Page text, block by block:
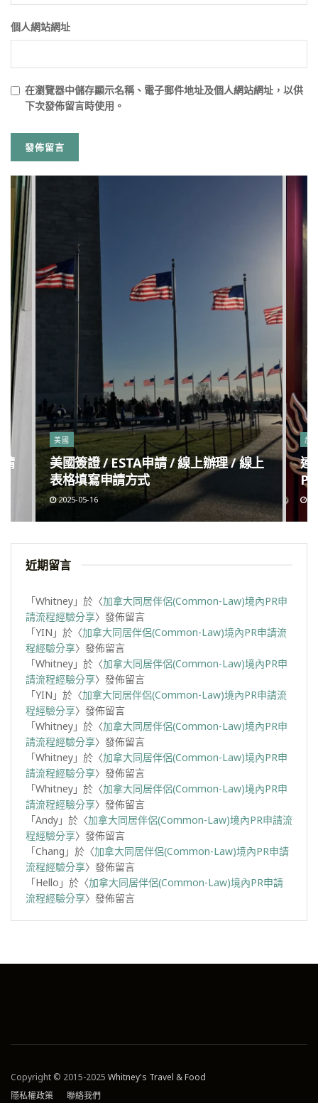
個人網站網址
在瀏覽器中儲存顯示名稱、電子郵件地址及個人網站網址，以供
下次發佈留言時使用。
美國
美國簽證 / ESTA申請 / 線上辦理 / 線上
表格填寫申請方式
2025-05-16
加
連
近期留言
「Whitney 」於〈加拿大同居伴侶(Common-Law)境內PR申
請流程經驗分享〉發佈留言
「YIN 」於〈加拿大同居伴侶(Common-Law)境內PR申請流
程經驗分享〉發佈留言
「Whitney 」於〈加拿大同居伴侶(Common-Law)境內PR申
請流程經驗分享〉發佈留言
「YIN 」於〈加拿大同居伴侶(Common-Law)境內PR申請流
程經驗分享〉發佈留言
「Whitney 」於〈加拿大同居伴侶(Common-Law)境內PR申
請流程經驗分享〉發佈留言
「Whitney 」於〈加拿大同居伴侶(Common-Law)境內PR申
請流程經驗分享〉發佈留言
「Whitney 」於〈加拿大同居伴侶(Common-Law)境內PR申
請流程經驗分享〉發佈留言
「Andy 」於〈加拿大同居伴侶(Common-Law)境內PR申請流
程經驗分享〉發佈留言
「Chang 」於〈加拿大同居伴侶(Common-Law)境內PR申請
流程經驗分享〉發佈留言
「Hello 」於〈加拿大同居伴侶(Common-Law)境內PR申請
流程經驗分享〉發佈留言
Copyright © 2015-2025 Whitney's Travel & Food
隱私權政策
聯絡我們